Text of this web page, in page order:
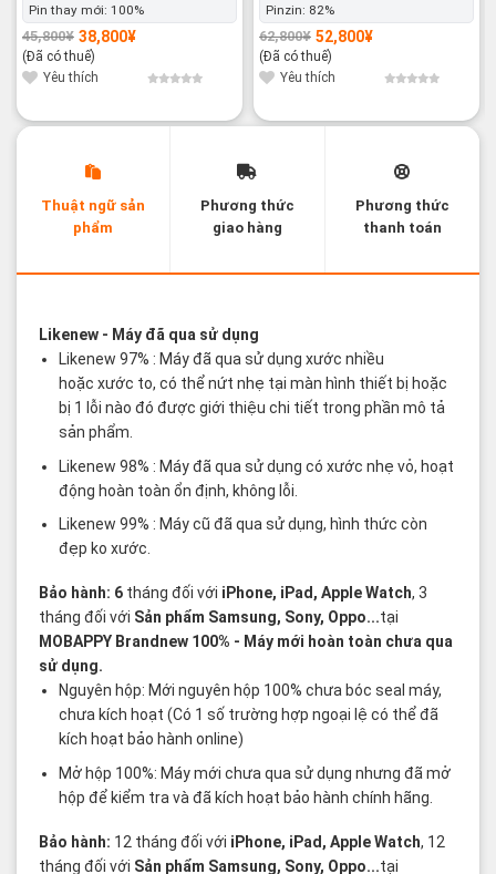
Pin thay mới: 100%
45,800¥
Giá
gốc
là:
45,800¥.
38,800¥
Giá
hiện
tại
là:
38,800¥.
(Đã có thuế)
Yêu thích
Pinzin: 82%
62,800¥
Giá
gốc
là:
62,800¥.
52,800¥
Giá
hiện
tại
là:
52,800¥.
(Đã có thuế)
Yêu thích
Thuật ngữ sản
phẩm
Phương thức
giao hàng
Phương thức
thanh toán
Likenew- Máy đã qua sử dụng
Likenew 97% : Máy đã qua sử dụng xước nhiều
hoặc xước to, có thể nứt nhẹ tại màn hình thiết bị hoặc
bị 1 lỗi nào đó được giới thiệu chi tiết trong phần mô tả
sản phẩm.
Likenew 98% : Máy đã qua sử dụng có xước nhẹ vỏ, hoạt
động hoàn toàn ổn định, không lỗi.
Likenew 99% : Máy cũ đã qua sử dụng, hình thức còn
đẹp ko xước.
Bảo hành: 6 tháng đối với iPhone, iPad, Apple Watch, 3
tháng đối với Sản phẩm Samsung, Sony, Oppo...tại
MOBAPPY Brandnew 100% - Máy mới hoàn toàn chưa qua
sử dụng.
Nguyên hộp: Mới nguyên hộp 100% chưa bóc seal máy,
chưa kích hoạt (Có 1 số trường hợp ngoại lệ có thể đã
kích hoạt bảo hành online)
Mở hộp 100%: Máy mới chưa qua sử dụng nhưng đã mở
hộp để kiểm tra và đã kích hoạt bảo hành chính hãng.
Bảo hành: 12 tháng đối với iPhone, iPad, Apple Watch, 12
tháng đối với Sản phẩm Samsung, Sony, Oppo...tại